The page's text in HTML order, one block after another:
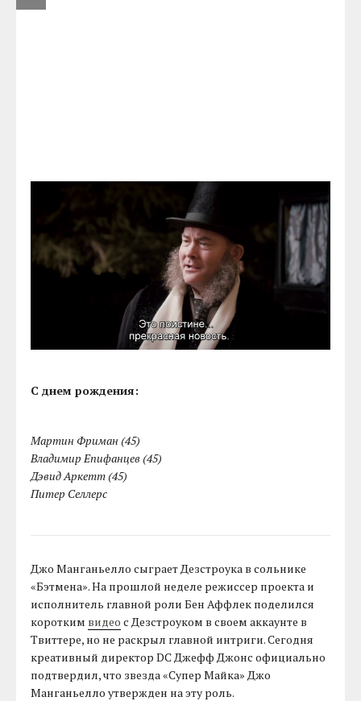
С днем рождения:
Мартин Фриман (45)
Владимир Епифанцев (45)
Дэвид Аркетт (45)
Питер Селлерс
Джо Манганьелло сыграет Дезстроука в сольнике
«Бэтмена». На прошлой неделе режиссер проекта и
исполнитель главной роли Бен Аффлек поделился
коротким видео с Дезстроуком в своем аккаунте в
Твиттере, но не раскрыл главной интриги. Сегодня
креативный директор DC Джефф Джонс официально
подтвердил, что звезда «Супер Майка» Джо
Манганьелло утвержден на эту роль.